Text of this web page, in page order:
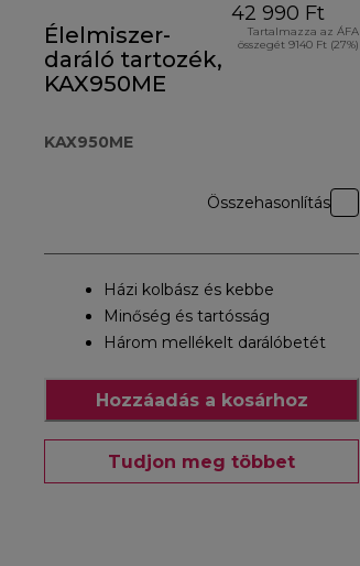
Élelmiszer-
daráló tartozék,
KAX950ME
KAX950ME
42 990 Ft
Tartalmazza az ÁFA
összegét 9140 Ft (27%)
Összehasonlítás
Házi kolbász és kebbe
Minőség és tartósság
Három mellékelt darálóbetét
Hozzáadás a kosárhoz
Tudjon meg többet